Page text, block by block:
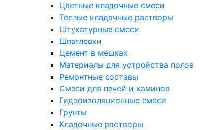
Цветные кладочные смеси
Теплые кладочные растворы
Штукатурные смеси
Шпатлевки
Цемент в мешках
Материалы для устройства полов
Ремонтные составы
Смеси для печей и каминов
Гидроизоляционные смеси
Грунты
Кладочные растворы